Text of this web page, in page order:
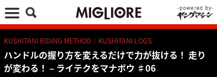
KUSHITANI RIDING METHOD｜KUSHITANI LOGS
ハンドルの握り方を変えるだけで力が抜ける！ 走り
が変わる！ – ライテクをマナボウ ♯06